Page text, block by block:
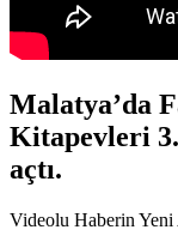
Malatya’da
Kitapevleri 3.
açtı.
Videolu Haberin